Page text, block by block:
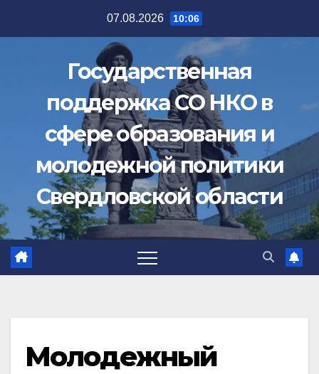
07.08.2026 10:06
Государственная
поддержка СО НКО в
сфере образования и
молодежной политики
Свердловской области
Молодежный